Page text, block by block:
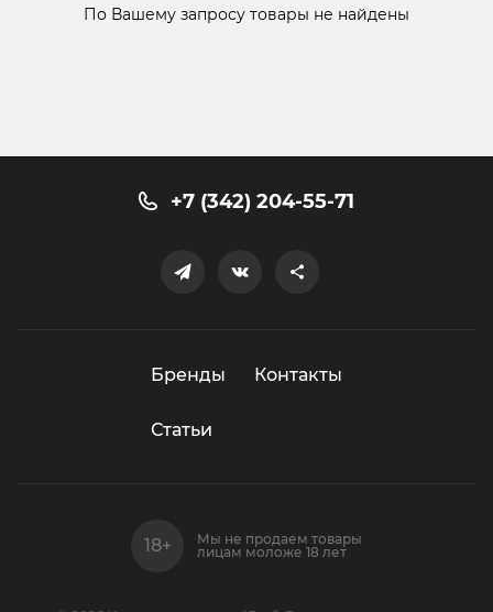
По Вашему запросу товары не найдены
+7 (342) 204-55-71
Бренды
Статьи
Контакты
Мы не продаем товары
лицам моложе 18 лет